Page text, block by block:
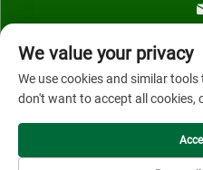
We value your privacy
We use cookies and similar
don't want to accept all cookies,